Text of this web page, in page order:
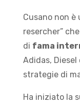
Cusano non è
resercher”
di fama
Adidas, Diesel
strategie di
Ha iniziato la